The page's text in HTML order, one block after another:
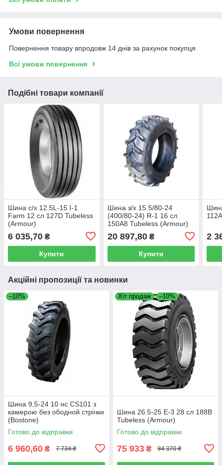
Умови повернення
Повернення товару впродовж 14 днів за рахунок покупця
Всі умови повернення
Подібні товари компанії
Шина с/х 12.5L-15 I-1
Farm 12 сл 127D Tubeless
(Armour)
6 035,70 ₴
Купити
Шина з/х 15.5/80-24
(400/80-24) R-1 16 сл
150А8 Tubeless (Armour)
20 897,80₴
Купити
2
Акційні пропозиції та новинки
–10%
Шина 9,5-24 10 нс CS101 з
камерою без ободной стрічки
(Bostone)
Готово до відправки
6 960,60 ₴ 7 734 ₴
Хіт продаж –10%
Шина 26.5-25 E-3 28 сл 188B
Tubeless (Armour)
Готово до відправки
75 933 ₴ 84 370 ₴